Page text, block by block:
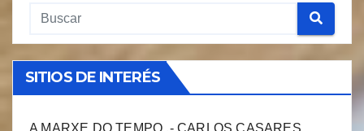
SITIOS DE INTERÉS
A MARXE DO TEMPO .- CARLOS CASARES